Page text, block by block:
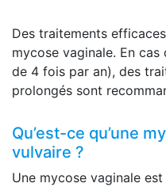
Des traitements
mycose vaginale. En
de 4 fois par an), des
prolongés sont
Qu’est-ce qu’une
vulvaire ?
Une mycose vaginale